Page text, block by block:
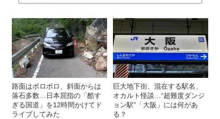
路面はボロボロ、斜面からは
落石多数…日本屈指の「酷す
ぎる国道」を12時間かけてド
ライブしてみた
巨大地下街、混在する駅名、
オカルト怪談…“超難度ダンジ
ョン駅”「大阪」には何があ
る？